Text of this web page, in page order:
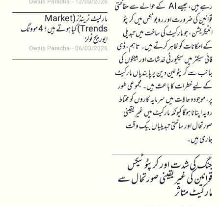
رہے ہیں، جیسے AI کے حوالے سے حفاظتی
قوانین کی ضرورت اور روبوٹکس میں کرپٹو
انٹیگریشن، جو مارکیٹ کی ساخت میں تبدیلی
کے امکانات کو ظاہر کرتے ہیں۔ تاہم، ڈی
فائی سیکٹر میں سیکیورٹی خدشات اور بینکوں کی
جانب سے کرپٹو لین دین پر پابندیاں مارکیٹ
کے لیے خطرات کا باعث ہیں۔ مجموعی طور
پر، موجودہ حالات میں سرمایہ کاروں کو محتاط
رویہ اپنانا ہوگا کیونکہ مارکیٹ میں غیر یقینی
صورتحال اور ساختی تبدیلیاں بیک وقت
جاری ہیں۔
جنگ کی شدت اور کرپٹو ٹیکس
قوانین کی غیر یقینی صورتحال سے
مارکیٹ متاثر
Owais Paracha 12/03/2026
مارکیٹ ٹرینڈز (Market
Trends) کیا ہوتے ہیں؟ 4 موونگ
ایوریج ٹولز
Owais Paracha 06/03/2026